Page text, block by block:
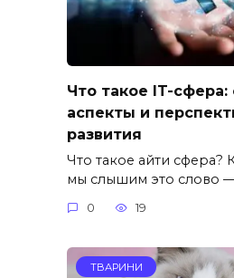
Что такое IT-сфера:
аспекты и
развития
Что такое айти сфера?
мы слышим это слово —
0 19
ТВАРИНИ